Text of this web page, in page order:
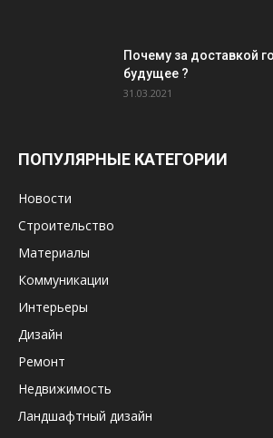
Почему за доставкой
будущее ?
31.03.2021
ПОПУЛЯРНЫЕ КАТЕГОРИИ
Новости
Строительство
Материалы
Коммуникации
Интерьеры
Дизайн
Ремонт
Недвижимость
Ландшафтный дизайн